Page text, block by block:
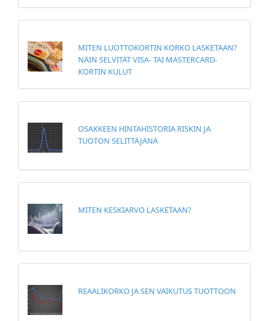
MITEN LUOTTOKORTIN KORKO LASKETAAN?
NÄIN SELVITÄT VISA- TAI MASTERCARD-
KORTIN KULUT
OSAKKEEN HINTAHISTORIA RISKIN JA
TUOTON SELITTÄJÄNÄ
MITEN KESKIARVO LASKETAAN?
REAALIKORKO JA SEN VAIKUTUS TUOTTOON